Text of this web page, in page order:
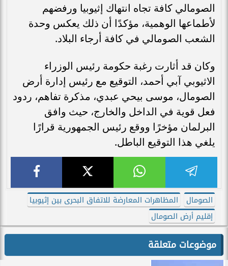
الصومالي كافة تجاه انتهاك إثيوبيا ورفضهم
لأطماعها الوهمية، مؤكدًا أن ذلك يعكس وحدة
الشعب الصومالي في كافة أرجاء البلاد.
وكان قد أثارت رغبة حكومة رئيس الوزراء
الاثيوبي آبي أحمد، التوقيع مع رئيس إدارة أرض
الصومال، موسى بيحي عبدي، مذكرة تفاهم، ردود
فعل قوية في الداخل والخارج، حيث وافق
البرلمان مؤخرًا ووقع رئيس الجمهورية قرارًا
يلغي هذا التوقيع الباطل.
الصومال
المظاهرات المعارضة للاتفاق البحرى بين إثيوبيا
إقليم أرض الصومال
موضوعات متعلقة